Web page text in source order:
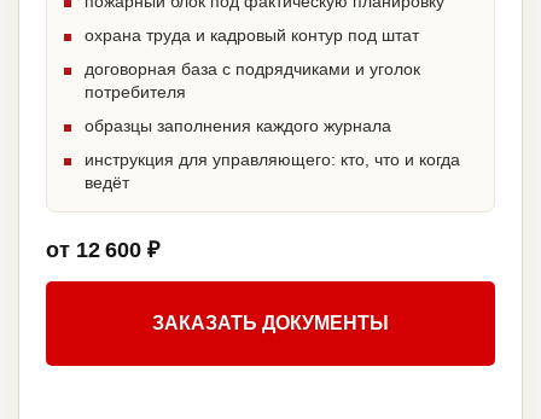
охрана труда и кадровый контур под штат
договорная база с подрядчиками и уголок
потребителя
образцы заполнения каждого журнала
инструкция для управляющего: кто, что и когда
ведёт
от 12 600 ₽
ЗАКАЗАТЬ ДОКУМЕНТЫ